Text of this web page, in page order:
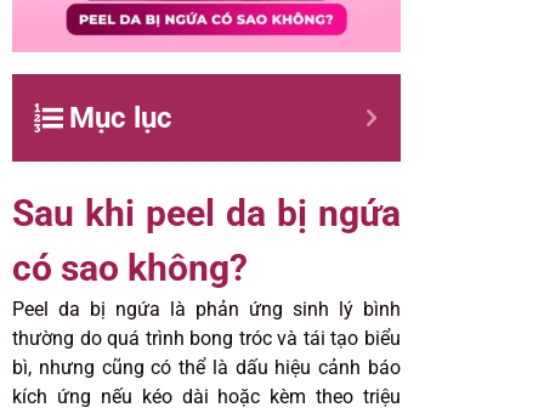
Mục lục
Sau khi peel da bị ngứa
có sao không?
Peel da bị ngứa là phản ứng sinh lý bình
thường do quá trình bong tróc và tái tạo biểu
bì, nhưng cũng có thể là dấu hiệu cảnh báo
kích ứng nếu kéo dài hoặc kèm theo triệu